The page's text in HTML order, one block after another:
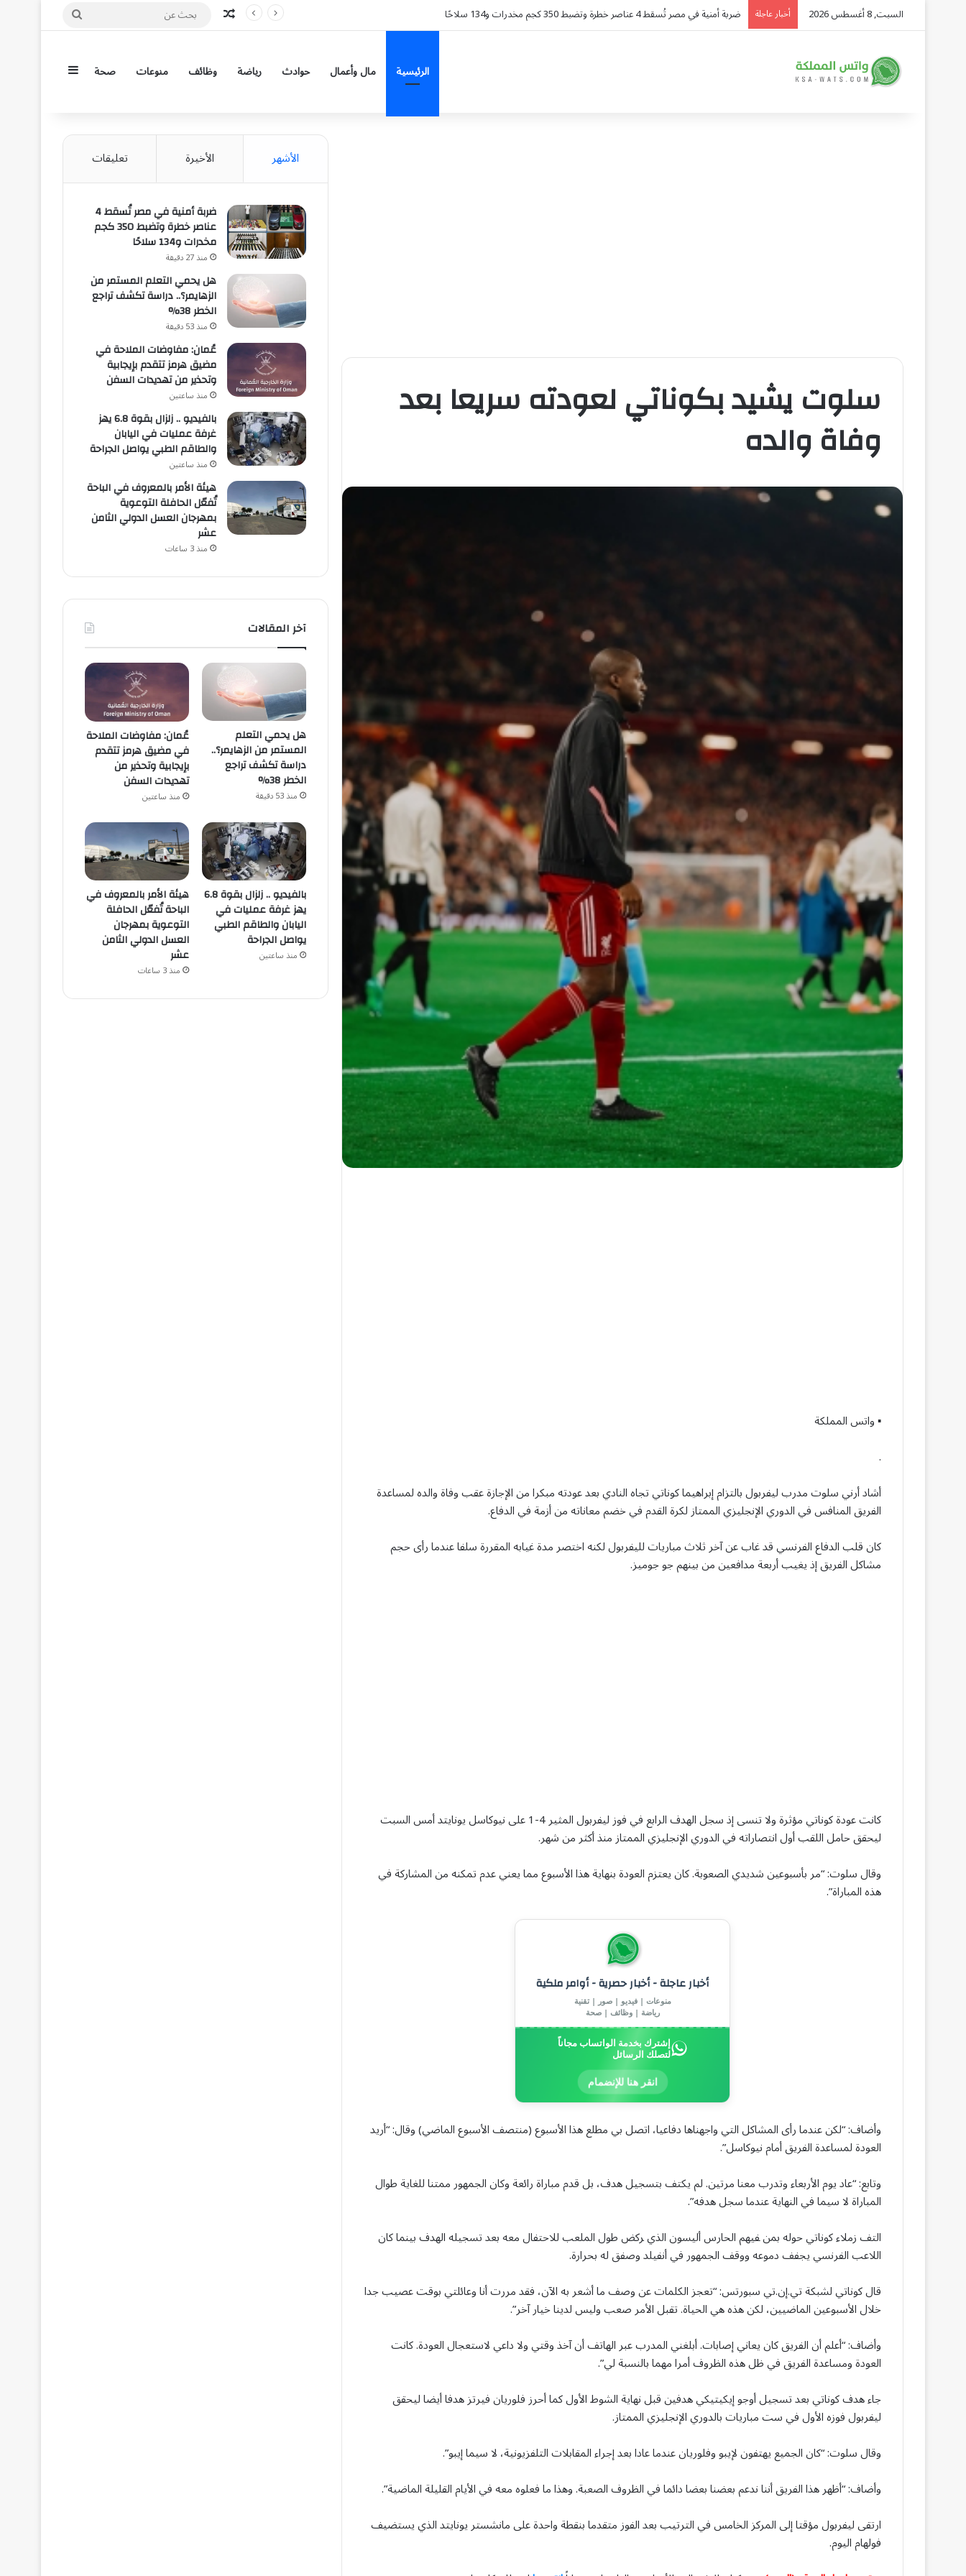
السبت, 8 أغسطس 2026 أخبار عاجلة هل يحمي التعلم المستمر من الزهايمر؟.. دراسة تكشف تراجع الخطر 38% مقال عشوائي
بحث
الرئيسية مال وأعمال حوادث رياضة وظائف منوعات صحة إضافة عمود
سلوت يشيد بكوناتي لعودته سريعا بعد
وفاة والده
▪︎ واتس المملكة
.
أشاد أرني سلوت مدرب ليفربول بالتزام إبراهيما كوناتي تجاه النادي بعد عودته مبكرا من الإجازة عقب وفاة والده لمساعدة
الفريق ​المنافس في الدوري الإنجليزي الممتاز لكرة القدم في خضم معاناته من أزمة في الدفاع.
كان قلب الدفاع الفرنسي قد غاب عن آخر ثلاث مباريات لليفربول لكنه اختصر مدة غيابه المقررة سلفا عندما رأى حجم
مشاكل الفريق إذ يغيب أربعة مدافعين من بينهم جو جوميز.
كانت عودة كوناتي مؤثرة ولا تنسى إذ سجل الهدف الرابع في فوز ليفربول المثير 4-1 على نيوكاسل يونايتد ‌أمس السبت
‌ليحقق حامل اللقب أول انتصاراته في الدوري ‌الإنجليزي ⁠الممتاز ​منذ ‌أكثر من شهر.
وقال سلوت: “مر بأسبوعين شديدي الصعوبة. كان يعتزم العودة بنهاية هذا الأسبوع مما يعني عدم تمكنه من المشاركة في
هذه المباراة”.
أخبار عاجلة - أخبار حصرية - أوامر ملكية
منوعات | فيديو | صور | تقنية
رياضة | وظائف | صحة
إشترك بخدمة الواتساب مجاناً
لتصلك الرسائل
انقر هنا للإنضمام
وأضاف: “لكن عندما رأى المشاكل التي واجهناها دفاعيا، اتصل بي مطلع هذا الأسبوع (منتصف الأسبوع الماضي) وقال: “أريد
العودة لمساعدة الفريق أمام نيوكاسل”.
وتابع: “عاد يوم الأربعاء وتدرب معنا مرتين. لم يكتف بتسجيل هدف، بل ⁠قدم مباراة رائعة وكان الجمهور ممتنا للغاية طوال
المباراة لا سيما في النهاية عندما ‌سجل هدفه”.
التف زملاء كوناتي حوله بمن ‍فيهم الحارس أليسون الذي ‍ركض طول الملعب للاحتفال معه بعد تسجيله الهدف بينما كان
اللاعب الفرنسي يجفف دموعه ووقف الجمهور في أنفيلد وصفق له بحرارة.
قال كوناتي لشبكة تي.إن.تي سبورتس: “تعجز الكلمات عن وصف ما أشعر به الآن، فقد مررت أنا وعائلتي بوقت عصيب جدا
​خلال الأسبوعين الماضيين، لكن هذه هي الحياة. تقبل الأمر صعب وليس لدينا خيار آخر”.
وأضاف: “أعلم أن الفريق كان يعاني إصابات. أبلغني المدرب عبر الهاتف أن آخذ وقتي ولا داعي لاستعجال العودة. كانت
العودة ومساعدة الفريق في ظل هذه الظروف أمرا مهما بالنسبة لي”.
جاء هدف كوناتي بعد تسجيل أوجو إيكيتيكي هدفين قبل نهاية الشوط الأول كما أحرز فلوريان فيرتز هدفا أيضا ليحقق
ليفربول فوزه الأول في ست مباريات بالدوري الإنجليزي الممتاز.
وقال سلوت: “كان الجميع يهتفون لإيبو وفلوريان عندما عادا بعد إجراء المقابلات التلفزيونية، لا سيما إيبو”.
وأضاف: “أظهر هذا الفريق أننا ندعم بعضنا بعضا دائما في الظروف الصعبة. وهذا ما فعلوه معه في الأيام القليلة ‌الماضية”.
ارتقى ليفربول مؤقتا إلى المركز الخامس في الترتيب بعد الفوز متقدما بنقطة واحدة على مانشستر يونايتد الذي يستضيف
فولهام اليوم.
الأشهر الأخيرة تعليقات
ضربة أمنية في مصر تُسقط 4
عناصر خطرة وتضبط 350 كجم
مخدرات و134 سلاحًا
منذ 27 دقيقة
هل يحمي التعلم المستمر من
الزهايمر؟.. دراسة تكشف تراجع
الخطر 38%
منذ 53 دقيقة
عُمان: مفاوضات الملاحة في
مضيق هرمز تتقدم بإيجابية
وتحذير من تهديدات السفن
منذ ساعتين
بالفيديو .. زلزال بقوة 6.8 يهز
غرفة عمليات في اليابان
والطاقم الطبي يواصل الجراحة
منذ ساعتين
هيئة الأمر بالمعروف في الباحة
تُفعّل الحافلة التوعوية
بمهرجان العسل الدولي الثامن
عشر
منذ 3 ساعات
آخر المقالات
هل يحمي التعلم
المستمر من الزهايمر؟..
دراسة تكشف تراجع
الخطر 38%
منذ 53 دقيقة
عُمان: مفاوضات الملاحة
في مضيق هرمز تتقدم
بإيجابية وتحذير من
تهديدات السفن
منذ ساعتين
بالفيديو .. زلزال بقوة 6.8
يهز غرفة عمليات في
اليابان والطاقم الطبي
يواصل الجراحة
منذ ساعتين
هيئة الأمر بالمعروف في
الباحة تُفعّل الحافلة
التوعوية بمهرجان
العسل الدولي الثامن
عشر
منذ 3 ساعات